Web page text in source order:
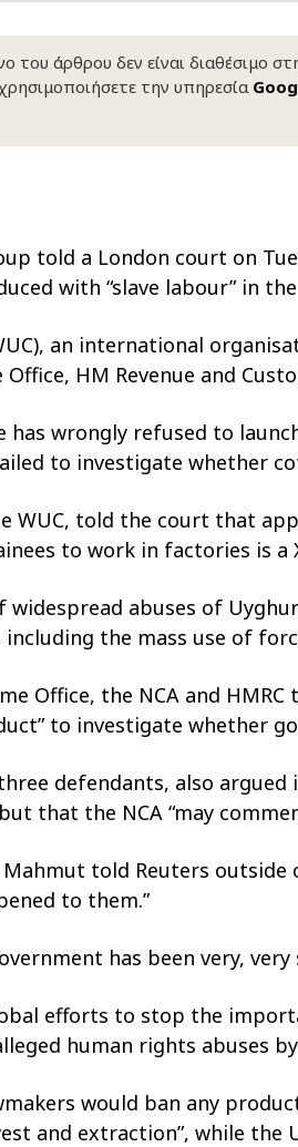
του άρθρου δεν είναι διαθέσιμο
την υπηρεσία
told a London court on
with “slave labour” in
an international
HM Revenue and
has wrongly refused to
to investigate whether
WUC, told the court that
to work in factories is a
widespread abuses of
the mass use of
Office, the NCA and
to investigate whether
defendants, also
that the NCA “may
Mahmut told Reuters
to them.”
has been very,
efforts to stop the
human rights abuses
would ban any
and extraction”, while the